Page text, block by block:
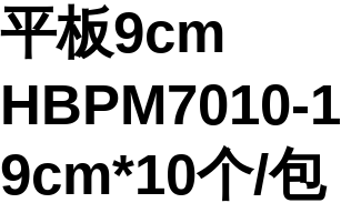
平板9cm
HBPM7010-1
9cm*10个/包